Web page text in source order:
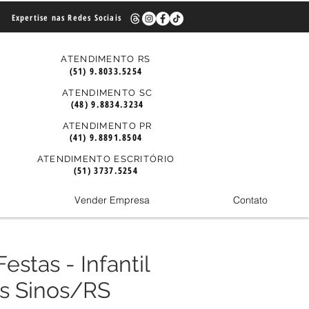
Expertise nas Redes Sociais
ATENDIMENTO RS
(51) 9.8033.5254
ATENDIMENTO SC
(48) 9.8834.3234
ATENDIMENTO PR
(41) 9.8891.8504
ATENDIMENTO ESCRITÓRIO
(51) 3737.5254
Vender Empresa Contato
- Infantil
Sinos/RS